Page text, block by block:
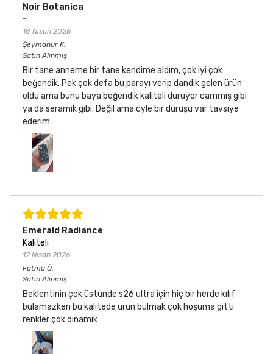
Noir Botanica
~
18 Nisan 2026
Şeymanur K.
Satın Alınmış
Bir tane anneme bir tane kendime aldım, çok iyi çok
beğendik. Pek çok defa bu parayı verip dandik gelen ürün
oldu ama bunu baya beğendik kaliteli duruyor cammış gibi
ya da seramik gibi. Değil ama öyle bir duruşu var tavsiye
ederim
Emerald Radiance
Kaliteli
12 Nisan 2026
Fatma Ö.
Satın Alınmış
Beklentinin çok üstünde s26 ultra için hiç bir herde kılıf
bulamazken bu kalitede ürün bulmak çok hoşuma gitti
renkler çok dinamik